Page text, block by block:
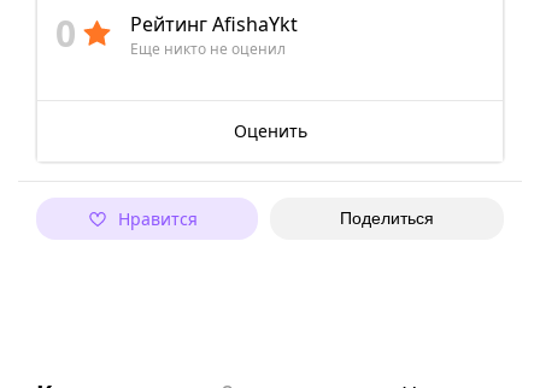
0 Рейтинг AfishaYkt
Еще никто не оценил
Оценить
Нравится Поделиться